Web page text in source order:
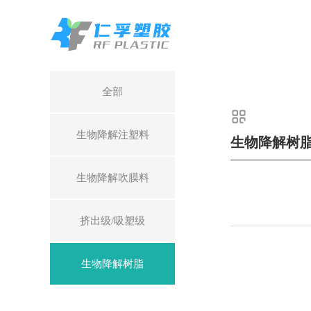
全部
生物降解注塑料
生物降解吹膜料
挤出级/吸塑级
生物降解树脂
生物降解树